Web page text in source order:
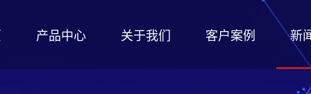
产品中心 关于我们 客户案例 新